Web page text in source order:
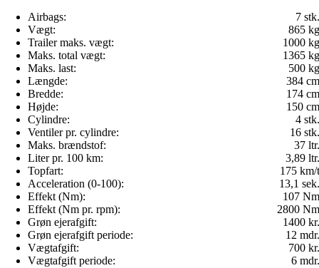
Airbags:
7 stk.
Vægt:
865 kg
Trailer maks. vægt:
1000 kg
Maks. total vægt:
1365 kg
Maks. last:
500 kg
Længde:
384 cm
Bredde:
174 cm
Højde:
150 cm
Cylindre:
4 stk.
Ventiler pr. cylindre:
16 stk.
Maks. brændstof:
37 ltr.
Liter pr. 100 km:
3,89 ltr.
Topfart:
175 km/t
Acceleration (0-100):
13,1 sek.
Effekt (Nm):
107 Nm
Effekt (Nm pr. rpm):
2800 Nm
Grøn ejerafgift:
1400 kr.
Grøn ejerafgift periode:
12 mdr.
Vægtafgift:
700 kr.
Vægtafgift periode:
6 mdr.